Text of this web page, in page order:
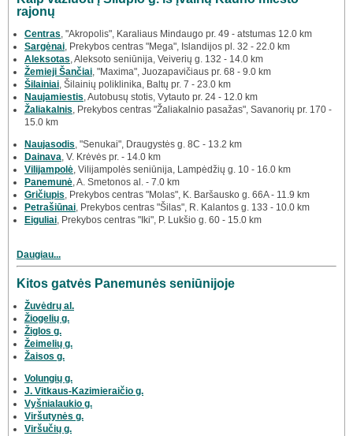
rajonų
Centras , "Akropolis", Karaliaus Mindaugo pr. 49 - atstumas 12.0 km
Sargėnai , Prekybos centras "Mega", Islandijos pl. 32 - 22.0 km
Aleksotas , Aleksoto seniūnija, Veiverių g. 132 - 14.0 km
Žemieji Šančiai , "Maxima", Juozapavičiaus pr. 68 - 9.0 km
Šilainiai , Šilainių poliklinika, Baltų pr. 7 - 23.0 km
Naujamiestis , Autobusų stotis, Vytauto pr. 24 - 12.0 km
Žaliakalnis , Prekybos centras "Žaliakalnio pasažas", Savanorių pr. 170 -
15.0 km
Naujasodis , "Senukai", Draugystės g. 8C - 13.2 km
Dainava , V. Krėvės pr. - 14.0 km
Vilijampolė , Vilijampolės seniūnija, Lampėdžių g. 10 - 16.0 km
Panemunė , A. Smetonos al. - 7.0 km
Gričiupis , Prekybos centras "Molas", K. Baršausko g. 66A - 11.9 km
Petrašiūnai , Prekybos centras "Šilas", R. Kalantos g. 133 - 10.0 km
Eiguliai , Prekybos centras "Iki", P. Lukšio g. 60 - 15.0 km
Daugiau...
Kitos gatvės Panemunės seniūnijoje
Žuvėdrų al.
Žiogelių g.
Žiglos g.
Žeimelių g.
Žaisos g.
Volungių g.
J. Vitkaus-Kazimieraičio g.
Vyšnialaukio g.
Viršutynės g.
Viršučių g.